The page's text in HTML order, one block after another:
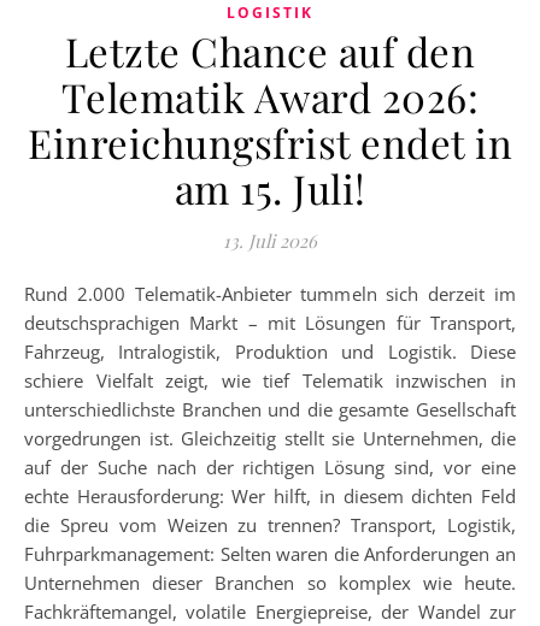
LOGISTIK
Letzte Chance auf den
Telematik Award 2026:
Einreichungsfrist endet in
am 15. Juli!
13. Juli 2026
Rund 2.000 Telematik-Anbieter tummeln sich derzeit im
deutschsprachigen Markt – mit Lösungen für Transport,
Fahrzeug, Intralogistik, Produktion und Logistik. Diese
schiere Vielfalt zeigt, wie tief Telematik inzwischen in
unterschiedlichste Branchen und die gesamte Gesellschaft
vorgedrungen ist. Gleichzeitig stellt sie Unternehmen, die
auf der Suche nach der richtigen Lösung sind, vor eine
echte Herausforderung: Wer hilft, in diesem dichten Feld
die Spreu vom Weizen zu trennen? Transport, Logistik,
Fuhrparkmanagement: Selten waren die Anforderungen an
Unternehmen dieser Branchen so komplex wie heute.
Fachkräftemangel, volatile Energiepreise, der Wandel zur